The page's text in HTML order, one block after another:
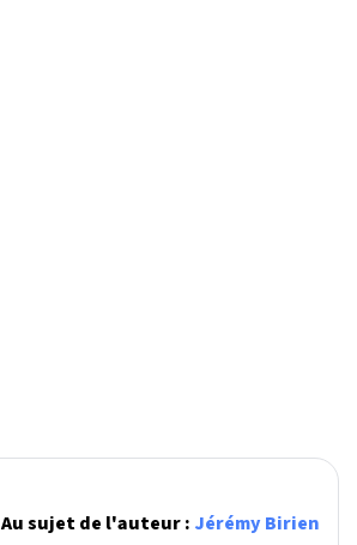
Au sujet de l'auteur : Jérémy Birien